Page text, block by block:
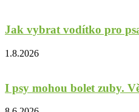
Jak vybrat vodítko pro
1.8.2026
I psy mohou bolet zuby.